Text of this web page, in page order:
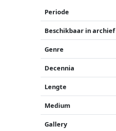
Periode
Beschikbaar in archief
Genre
Decennia
Lengte
Medium
Gallery